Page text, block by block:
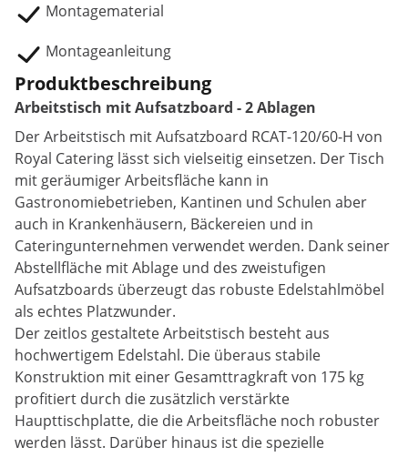
Montagematerial
Montageanleitung
Produktbeschreibung
Arbeitstisch mit Aufsatzboard - 2 Ablagen
Der Arbeitstisch mit Aufsatzboard RCAT-120/60-H von
Royal Catering lässt sich vielseitig einsetzen. Der Tisch
mit geräumiger Arbeitsfläche kann in
Gastronomiebetrieben, Kantinen und Schulen aber
auch in Krankenhäusern, Bäckereien und in
Cateringunternehmen verwendet werden. Dank seiner
Abstellfläche mit Ablage und des zweistufigen
Aufsatzboards überzeugt das robuste Edelstahlmöbel
als echtes Platzwunder.
Der zeitlos gestaltete Arbeitstisch besteht aus
hochwertigem Edelstahl. Die überaus stabile
Konstruktion mit einer Gesamttragkraft von 175 kg
profitiert durch die zusätzlich verstärkte
Haupttischplatte, die die Arbeitsfläche noch robuster
werden lässt. Darüber hinaus ist die spezielle